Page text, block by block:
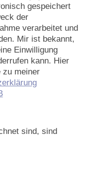
gespeichert
der
verarbeitet und
Mir ist bekannt,
Einwilligung
kann. Hier
zu meiner
sind, sind